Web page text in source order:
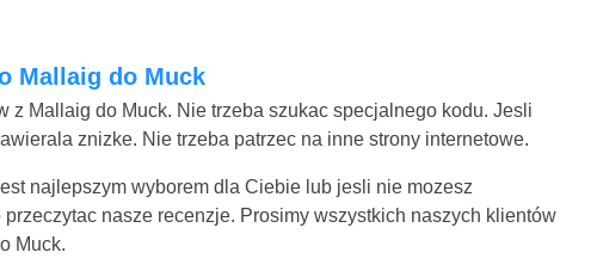
Mallaig do Muck
z Mallaig do Muck. Nie trzeba szukac specjalnego kodu. Jesli
znizke. Nie trzeba patrzec na inne strony internetowe.
najlepszym wyborem dla Ciebie lub jesli nie mozesz
nasze recenzje. Prosimy wszystkich naszych klientów
Muck.